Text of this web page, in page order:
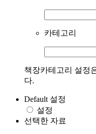
카테고리
책장카테고리 설정
다.
Default 설정
설정
선택한 자료